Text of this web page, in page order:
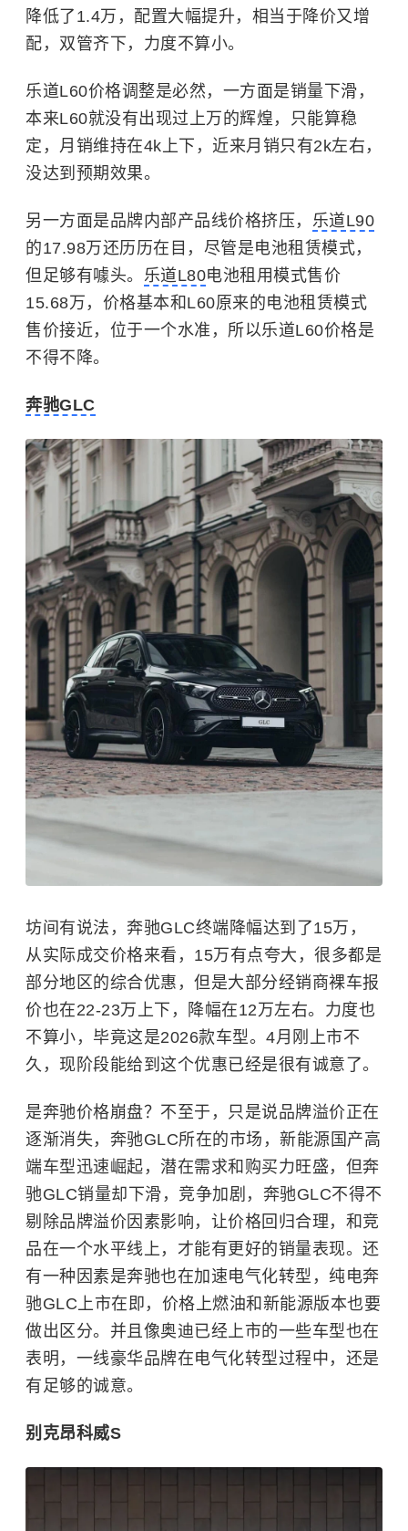
降低了1.4万，配置大幅提升，相当于降价又增
配，双管齐下，力度不算小。
乐道L60价格调整是必然，一方面是销量下滑，
本来L60就没有出现过上万的辉煌，只能算稳
定，月销维持在4k上下，近来月销只有2k左右，
没达到预期效果。
另一方面是品牌内部产品线价格挤压， 乐道L90
的17.98万还历历在目，尽管是电池租赁模式，
但足够有噱头。 乐道L80电池租用模式售价
15.68万，价格基本和L60原来的电池租赁模式
售价接近，位于一个水准，所以乐道L60价格是
不得不降。
奔驰GLC
坊间有说法，奔驰GLC终端降幅达到了15万，
从实际成交价格来看，15万有点夸大，很多都是
部分地区的综合优惠，但是大部分经销商裸车报
价也在22-23万上下，降幅在12万左右。力度也
不算小，毕竟这是2026款车型。4月刚上市不
久，现阶段能给到这个优惠已经是很有诚意了。
是奔驰价格崩盘？不至于，只是说品牌溢价正在
逐渐消失，奔驰GLC所在的市场，新能源国产高
端车型迅速崛起，潜在需求和购买力旺盛，但奔
驰GLC销量却下滑，竞争加剧，奔驰GLC不得不
剔除品牌溢价因素影响，让价格回归合理，和竞
品在一个水平线上，才能有更好的销量表现。还
有一种因素是奔驰也在加速电气化转型，纯电奔
驰GLC上市在即，价格上燃油和新能源版本也要
做出区分。并且像奥迪已经上市的一些车型也在
表明，一线豪华品牌在电气化转型过程中，还是
有足够的诚意。
别克昂科威S